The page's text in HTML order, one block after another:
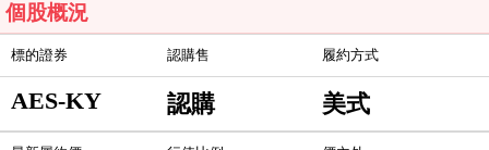
個股概況
標的證券 認購售 履約方式
AES-KY 認購 美式